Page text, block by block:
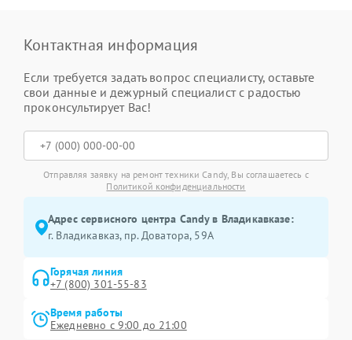
Контактная информация
Если требуется задать вопрос специалисту, оставьте
свои данные и дежурный специалист с радостью
проконсультирует Вас!
Отправляя заявку на ремонт техники Candy, Вы соглашаетесь с
Политикой конфиденциальности
Адрес сервисного центра Candy в Владикавказе:
г. Владикавказ, пр. Доватора, 59А
Горячая линия
+7 (800) 301-55-83
Время работы
Ежедневно с 9:00 до 21:00